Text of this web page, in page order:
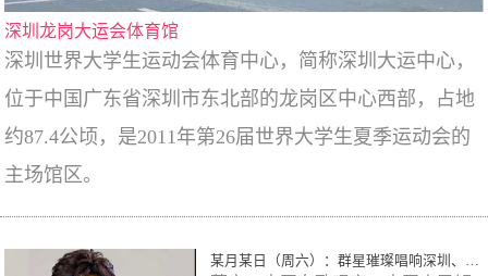
深圳龙岗大运会体育馆
深圳世界大学生运动会体育中心，简称深圳大运中心，
位于中国广东省深圳市东北部的龙岗区中心西部，占地
约87.4公顷，是2011年第26届世界大学生夏季运动会的
主场馆区。
某月某日（周六）：群星璀璨唱响深圳、歌颂一代伟人、春天的故事、大型演唱会！